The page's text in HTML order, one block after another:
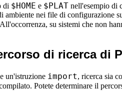
di $HOME e $PLAT nell'esempio di
nei file di configurazione
su sistemi che non
di ricerca di
un'istruzione import, ricerca sia
Potete determinare il